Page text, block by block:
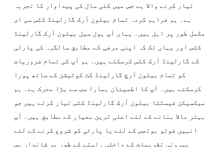
تیار کرنے والا ہے جس میں کئی سال کی پیداوار کا تجربہ
ہے۔ ہم فراہم کردہ تمام بیلون آرک گارلینڈ کٹس سی ای
مکمل طور پر اہل ہیں۔ یہاں آپ ہول سیل بیلون آرک گارلینڈ
کٹس اور یہاں تک کہ اپنی مرضی کے مطابق سالگرہ کی پارٹی
کے گارلینڈ آرک کٹس کرسکتے ہیں۔ ہم آپ کی تمام ضروریات
کو تمام بیلون آرچ گارلینڈ کٹ کوٹیشن کے ساتھ پورا
کرسکتے ہیں۔ آپ کا اطمینان ہمارا سب سے بڑا محرک ہے۔ ہم
میکسیکن فیسٹٹا بیلون آرک گارلینڈ کٹس تیار کرتے ہیں جو
بہتر مالا بنانے کے لئے اعلی ترین معیار کے مطابق ہیں۔ آپ
انہیں فوٹو بوتھس کے لئے یا پارٹی کو شروع کرنے کے لئے
بیرونی تقریبات کے داخلی راستے کے طور پر شاندار پس